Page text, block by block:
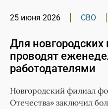
25 июня 2026 СВО
Для
проводят
работодателями
Новгородский филиал
Отечества» заключил